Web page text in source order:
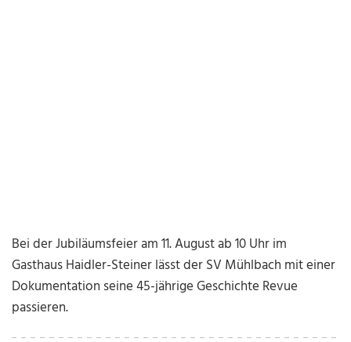
Bei der Jubiläumsfeier am 11. August ab 10 Uhr im
Gasthaus Haidler-Steiner lässt der SV Mühlbach mit einer
Dokumentation seine 45-jährige Geschichte Revue
passieren.